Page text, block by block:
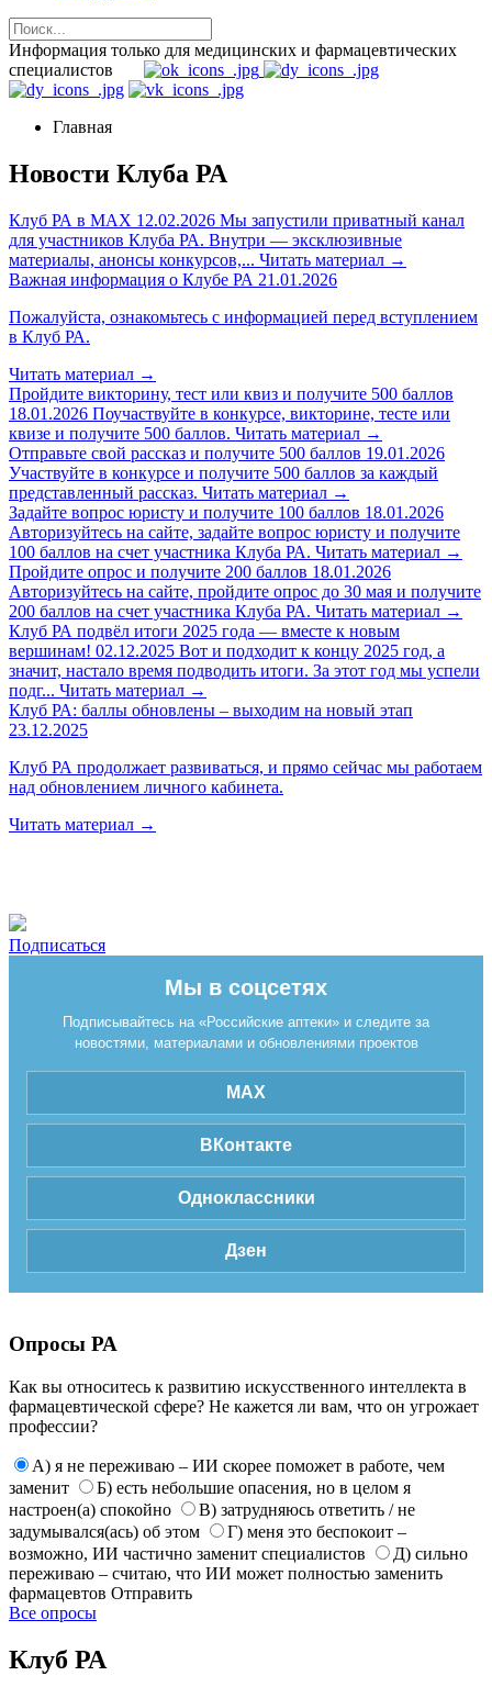
Информация только для медицинских и фармацевтических
специалистов
Главная
Новости Клуба РА
Клуб РА в MAX 12.02.2026 Мы запустили приватный канал
для участников Клуба РА. Внутри — эксклюзивные
материалы, анонсы конкурсов,... Читать материал →
Важная информация о Клубе РА 21.01.2026
Пожалуйста, ознакомьтесь с информацией перед вступлением
в Клуб РА.
Читать материал →
Пройдите викторину, тест или квиз и получите 500 баллов
18.01.2026 Поучаствуйте в конкурсе, викторине, тесте или
квизе и получите 500 баллов. Читать материал →
Отправьте свой рассказ и получите 500 баллов 19.01.2026
Участвуйте в конкурсе и получите 500 баллов за каждый
представленный рассказ. Читать материал →
Задайте вопрос юристу и получите 100 баллов 18.01.2026
Авторизуйтесь на сайте, задайте вопрос юристу и получите
100 баллов на счет участника Клуба РА. Читать материал →
Пройдите опрос и получите 200 баллов 18.01.2026
Авторизуйтесь на сайте, пройдите опрос до 30 мая и получите
200 баллов на счет участника Клуба РА. Читать материал →
Клуб РА подвёл итоги 2025 года — вместе к новым
вершинам! 02.12.2025 Вот и подходит к концу 2025 год, а
значит, настало время подводить итоги. За этот год мы успели
подг... Читать материал →
Клуб РА: баллы обновлены – выходим на новый этап
23.12.2025
Клуб РА продолжает развиваться, и прямо сейчас мы работаем
над обновлением личного кабинета.
Читать материал →
Подписаться
Мы в соцсетях
Подписывайтесь на «Российские аптеки» и следите за
новостями, материалами и обновлениями проектов
MAX
ВКонтакте
Одноклассники
Дзен
Опросы РА
Как вы относитесь к развитию искусственного интеллекта в
фармацевтической сфере? Не кажется ли вам, что он угрожает
профессии?
А) я не переживаю – ИИ скорее поможет в работе, чем
заменит
Б) есть небольшие опасения, но в целом я
настроен(а) спокойно
В) затрудняюсь ответить / не
задумывался(ась) об этом
Г) меня это беспокоит –
возможно, ИИ частично заменит специалистов
Д) сильно
переживаю – считаю, что ИИ может полностью заменить
фармацевтов Отправить
Все опросы
Клуб РА